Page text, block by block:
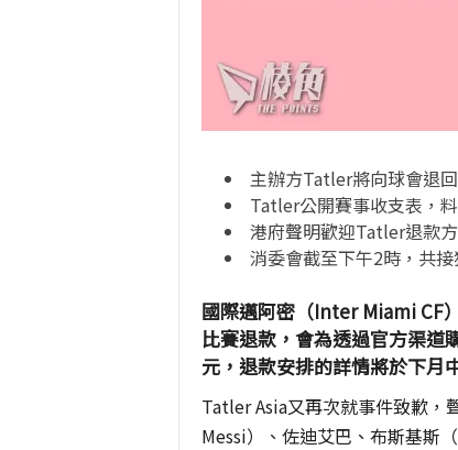
主辦方Tatler將向球會退
Tatler公開賽事收支表，
港府聲明歡迎Tatler退款
消委會截至下午2時，共接
國際邁阿密（Inter Miami CF
比賽退款，會為透過官方渠道
元，退款安排的詳情將於下月
Tatler Asia又再次就事件致歉，
Messi）、佐迪艾巴、布斯基斯